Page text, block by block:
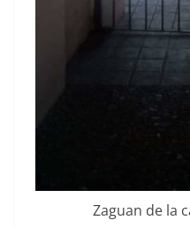
Zaguan de la